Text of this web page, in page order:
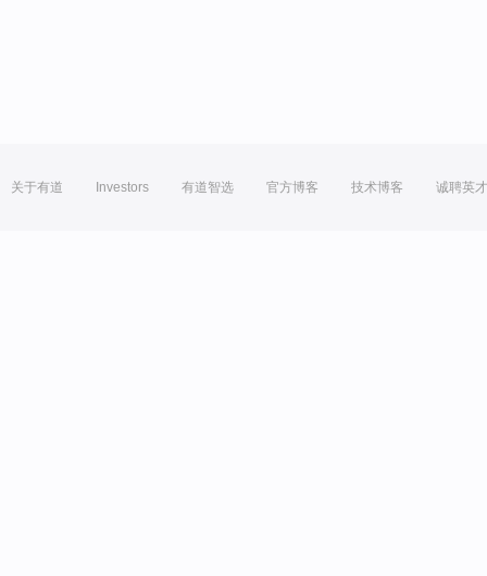
关于有道 Investors 有道智选 官方博客 技术博客 诚聘英才